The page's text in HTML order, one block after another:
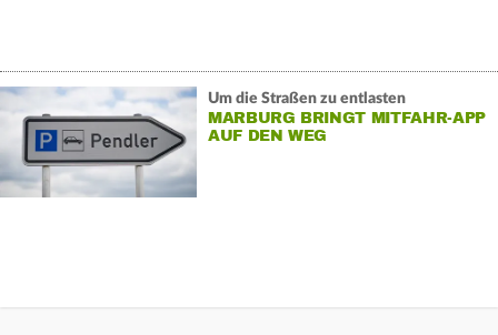
Um die Straßen zu entlasten
MARBURG BRINGT MITFAHR-APP
AUF DEN WEG